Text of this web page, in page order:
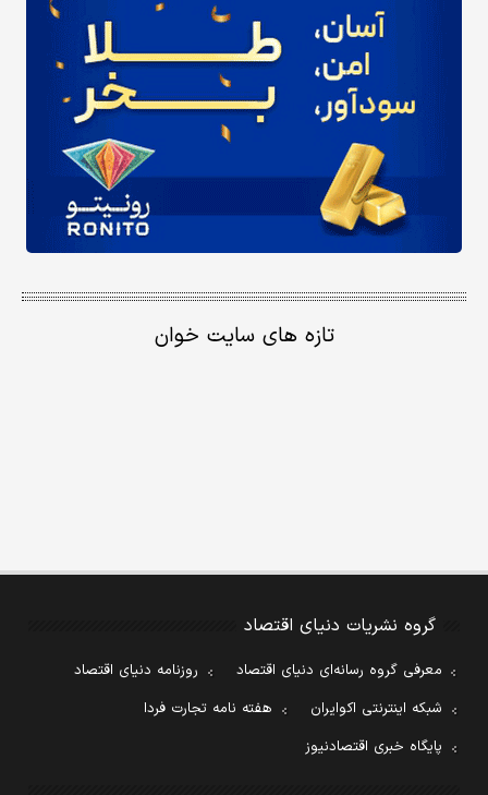
تازه های سایت خوان
گروه نشریات دنیای اقتصاد
معرفی گروه رسانه‌ای دنیای اقتصاد
روزنامه دنیای اقتصاد
شبکه اینترنتی اکوایران
هفته نامه تجارت فردا
پایگاه خبری اقتصادنیوز